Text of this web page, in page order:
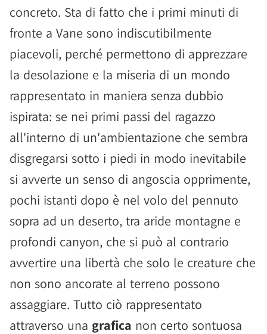
concreto. Sta di fatto che i primi minuti di
fronte a Vane sono indiscutibilmente
piacevoli, perché permettono di apprezzare
la desolazione e la miseria di un mondo
rappresentato in maniera senza dubbio
ispirata: se nei primi passi del ragazzo
all'interno di un'ambientazione che sembra
disgregarsi sotto i piedi in modo inevitabile
si avverte un senso di angoscia opprimente,
pochi istanti dopo è nel volo del pennuto
sopra ad un deserto, tra aride montagne e
profondi canyon, che si può al contrario
avvertire una libertà che solo le creature che
non sono ancorate al terreno possono
assaggiare. Tutto ciò rappresentato
attraverso una grafica non certo sontuosa